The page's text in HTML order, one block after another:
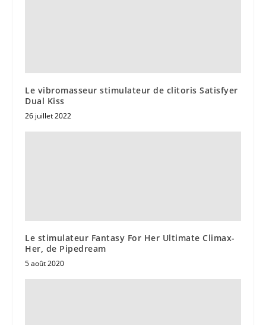
Le vibromasseur stimulateur de clitoris Satisfyer
Dual Kiss
26 juillet 2022
Le stimulateur Fantasy For Her Ultimate Climax-
Her, de Pipedream
5 août 2020